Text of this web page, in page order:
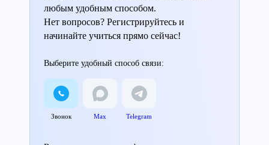
любым удобным способом.
Нет вопросов? Регистрируйтесь и
начинайте учиться прямо сейчас!
Выберите удобный способ связи:
Звонок Max Telegram